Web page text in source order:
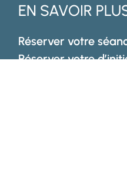
EN SAVOIR
Réserver votre
Réserver votre